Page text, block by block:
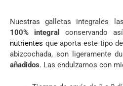
Nuestras galletas integrales
100% integral
conservando
nutrientes que aporta este tipo
abizcochada, son ligeramente
añadidos. Las endulzamos con